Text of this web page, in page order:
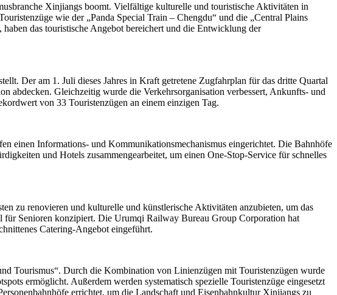
Xinjiangs boomt. Vielfältige kulturelle und touristische Aktivitäten in
wie der „Panda Special Train – Chengdu“ und die „Central Plains
das touristische Angebot bereichert und die Entwicklung der
Der am 1. Juli dieses Jahres in Kraft getretene Zugfahrplan für das dritte Quartal
abdecken. Gleichzeitig wurde die Verkehrsorganisation verbessert, Ankunfts- und
von 33 Touristenzügen an einem einzigen Tag.
einen Informations- und Kommunikationsmechanismus eingerichtet. Die Bahnhöfe
und Hotels zusammengearbeitet, um einen One-Stop-Service für schnelles
zu renovieren und kulturelle und künstlerische Aktivitäten anzubieten, um das
für Senioren konzipiert. Die Urumqi Railway Bureau Group Corporation hat
Catering-Angebot eingeführt.
Tourismus“. Durch die Kombination von Linienzügen mit Touristenzügen wurde
ermöglicht. Außerdem werden systematisch spezielle Touristenzüge eingesetzt
errichtet, um die Landschaft und Eisenbahnkultur Xinjiangs zu